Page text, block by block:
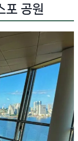
포 공원